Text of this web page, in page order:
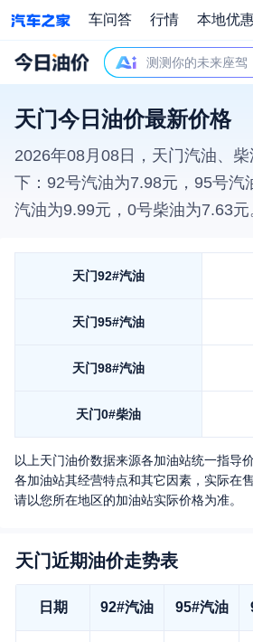
车问答 行情 本地优
测测你的未来座驾
天门今日油价最新价格
2026年08月08日 ， 天门汽油、
下：92号汽油为7.98元，95号汽
汽油为9.99元，0号柴油为7.63元
天门92#汽油
天门95#汽油
天门98#汽油
天门0#柴油
以上天门油价数据来源各加油站统一指导
各加油站其经营特点和其它因素，实际在
请以您所在地区的加油站实际价格为准。
天门近期油价走势表
日期 92#汽油 95#汽油